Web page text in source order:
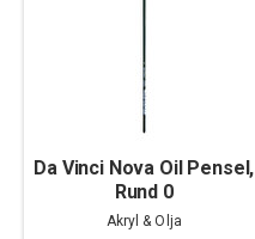
Da Vinci Nova Oil Pensel,
Rund 0
Akryl & Olja